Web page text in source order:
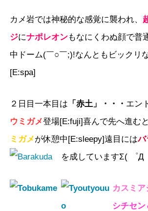
カメ岩では神秘的な感覚に襲われ、
ジにナポレオンもなにくわぬ顔で普
中ドーム(￣○￣;)!なんともビックリ
[E:spa]
２日目一本目は 「赤土」・・・ エン
ウミガメ登場[E:fuji]喜んで先へ進む
ミガメが休憩中[E:sleepy]遠目にはバ
を成していますΣ( ゜Д
カスミア
シチセン